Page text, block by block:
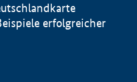
erfolgreicher